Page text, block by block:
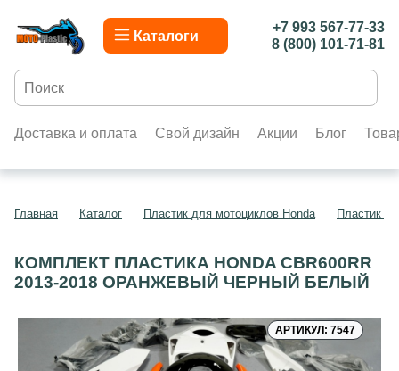
Каталоги
+7 993 567-77-33
8 (800) 101-71-81
Доставка и оплата Свой дизайн Акции Блог
Главная Каталог Пластик для мотоциклов Honda Пластик
КОМПЛЕКТ ПЛАСТИКА HONDA CBR600RR
2013-2018 ОРАНЖЕВЫЙ ЧЕРНЫЙ БЕЛЫЙ
АРТИКУЛ: 7547